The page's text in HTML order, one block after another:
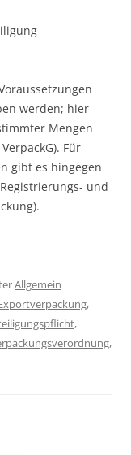
werden; hier
Mengen
Für
gibt es hingegen
und
Allgemein
,
,
,